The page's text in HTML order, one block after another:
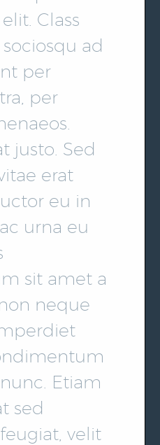
Class
ad
per
per
justo. Sed
erat
eu in
urna eu
sit amet a
neque
Etiam
sed
velit